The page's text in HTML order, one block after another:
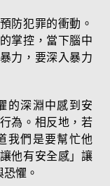
防犯罪的衝動。
掌控，當下腦中
力，要深入暴力
的深淵中感到安
為。相反地，若
我們是要幫忙他
他有安全感」讓
懼。